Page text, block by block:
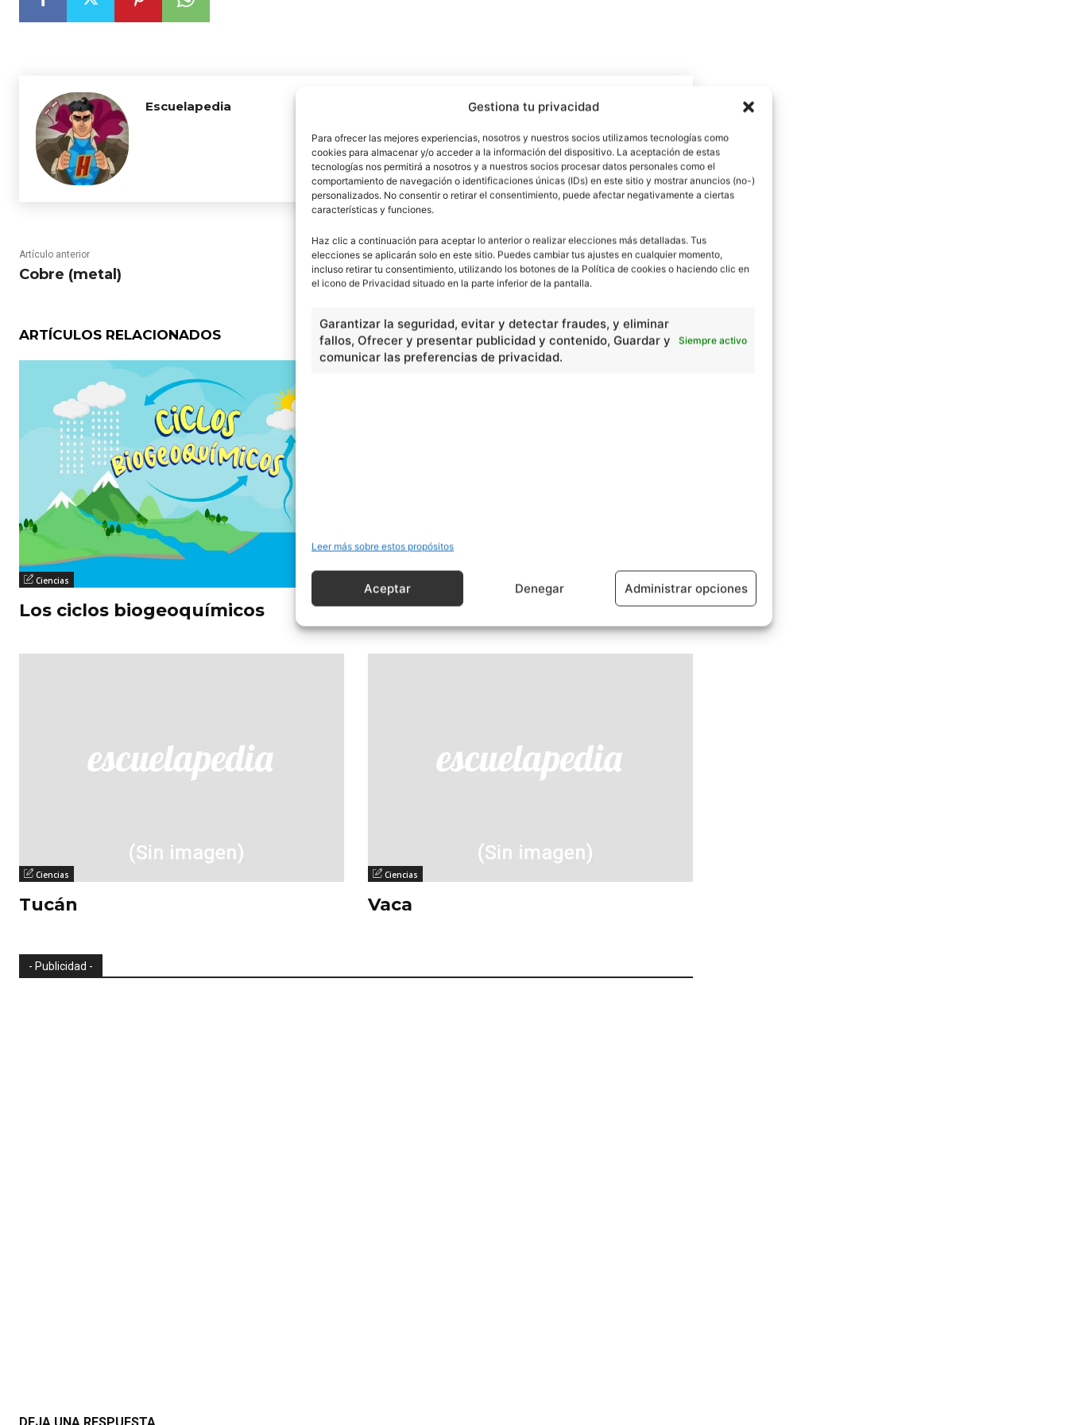
Gestiona tu privacidad
Para ofrecer las mejores experiencias, nosotros y nuestros socios utilizamos tecnologías como
cookies para almacenar y/o acceder a la información del dispositivo. La aceptación de estas
tecnologías nos permitirá a nosotros y a nuestros socios procesar datos personales como el
comportamiento de navegación o identificaciones únicas (IDs) en este sitio y mostrar anuncios (no-)
personalizados. No consentir o retirar el consentimiento, puede afectar negativamente a ciertas
características y funciones.
Haz clic a continuación para aceptar lo anterior o realizar elecciones más detalladas. Tus
elecciones se aplicarán solo en este sitio. Puedes cambiar tus ajustes en cualquier momento,
incluso retirar tu consentimiento, utilizando los botones de la Política de cookies o haciendo clic en
el icono de Privacidad situado en la parte inferior de la pantalla.
Garantizar la seguridad, evitar y detectar fraudes, y eliminar
fallos, Ofrecer y presentar publicidad y contenido, Guardar y
comunicar las preferencias de privacidad.
Siempre activo
Leer más sobre estos propósitos
Aceptar Denegar Administrar opciones
Escuelapedia
Artículo anterior
Cobre (metal)
Artículo siguiente
Los óxidos ácidos
ARTÍCULOS RELACIONADOS
Ciencias
Los ciclos biogeoquímicos Transformaciones climáticas
Ciencias
Tucán
Ciencias
Vaca
- Publicidad -
DEJA UNA RESPUESTA